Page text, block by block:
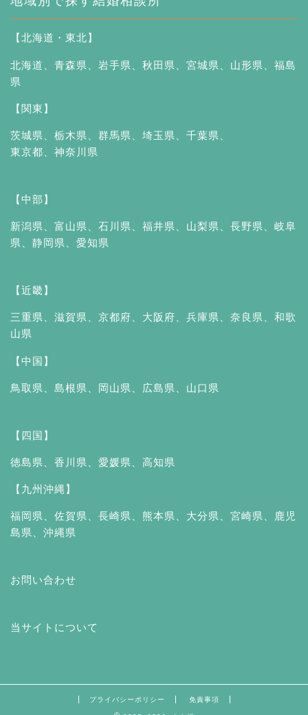
【北海道・東北】
北海道 青森県 岩手県 秋田県 宮城県 山形県
福島
県
【関東】
茨城県 栃木県 群馬県 埼玉県 千葉県
東京都
神奈川県
【中部】
新潟県 富山県 石川県 福井県 山梨県 長野県
岐阜
県
静岡県 愛知県
【近畿】
三重県、 滋賀県、 京都府、 大阪府、 兵庫県、 奈良県、 和歌
山県
【中国】
鳥取県 島根県 岡山県 広島県 山口県
【四国】
徳島県 香川県 愛媛県 高知県
【九州沖縄】
福岡県 佐賀県 長崎県 熊本県 大分県 宮崎県
鹿児
島県
沖縄県
お問い合わせ
当サイトについて
プライバシーポリシー 免責事項